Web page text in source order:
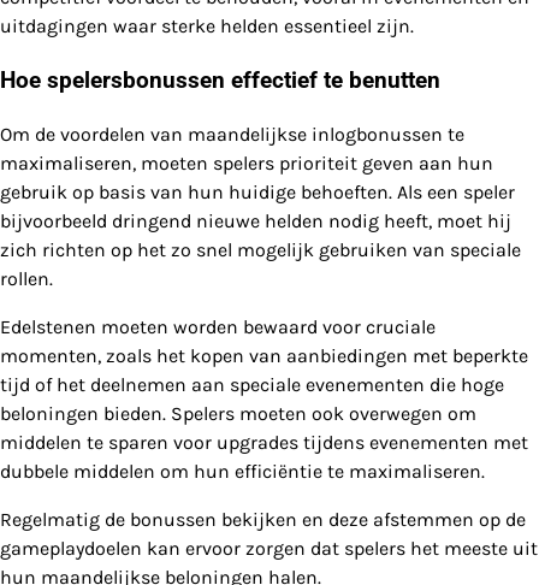
uitdagingen waar sterke helden essentieel zijn.
Hoe spelersbonussen effectief te benutten
Om de voordelen van maandelijkse inlogbonussen te
maximaliseren, moeten spelers prioriteit geven aan hun
gebruik op basis van hun huidige behoeften. Als een speler
bijvoorbeeld dringend nieuwe helden nodig heeft, moet hij
zich richten op het zo snel mogelijk gebruiken van speciale
rollen.
Edelstenen moeten worden bewaard voor cruciale
momenten, zoals het kopen van aanbiedingen met beperkte
tijd of het deelnemen aan speciale evenementen die hoge
beloningen bieden. Spelers moeten ook overwegen om
middelen te sparen voor upgrades tijdens evenementen met
dubbele middelen om hun efficiëntie te maximaliseren.
Regelmatig de bonussen bekijken en deze afstemmen op de
gameplaydoelen kan ervoor zorgen dat spelers het meeste uit
hun maandelijkse beloningen halen.